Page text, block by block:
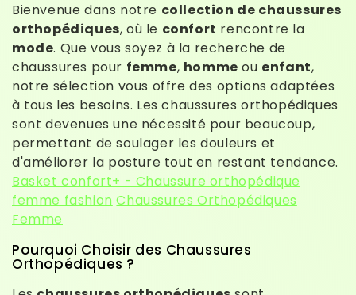
Bienvenue dans notre collection de chaussures
orthopédiques, où le confort rencontre la
mode. Que vous soyez à la recherche de
chaussures pour femme, homme ou enfant,
notre sélection vous offre des options adaptées
à tous les besoins. Les chaussures orthopédiques
sont devenues une nécessité pour beaucoup,
permettant de soulager les douleurs et
d'améliorer la posture tout en restant tendance.
Basket confort+ - Chaussure orthopédique
femme fashion Chaussures Orthopédiques
Femme
Pourquoi Choisir des Chaussures
Orthopédiques ?